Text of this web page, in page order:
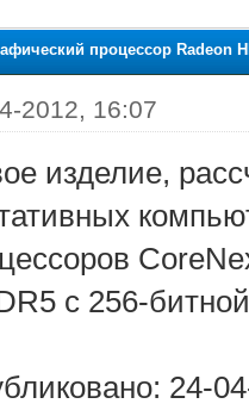
процессор Radeon
2012, 16:07
изделие,
с 256-
24-